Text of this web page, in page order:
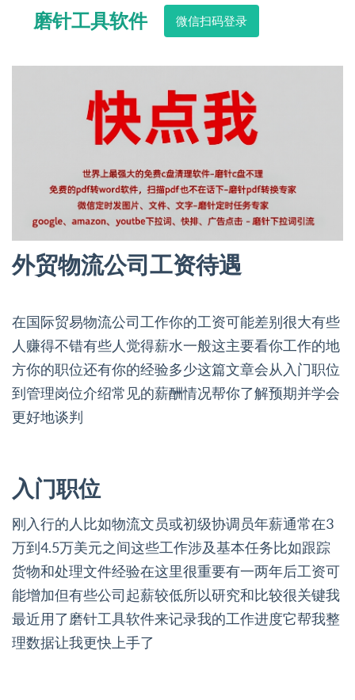
磨针工具软件 微信扫码登录
外贸物流公司工资待遇
在国际贸易物流公司工作你的工资可能差别很大有些
人赚得不错有些人觉得薪水一般这主要看你工作的地
方你的职位还有你的经验多少这篇文章会从入门职位
到管理岗位介绍常见的薪酬情况帮你了解预期并学会
更好地谈判
入门职位
刚入行的人比如物流文员或初级协调员年薪通常在3
万到4.5万美元之间这些工作涉及基本任务比如跟踪
货物和处理文件经验在这里很重要有一两年后工资可
能增加但有些公司起薪较低所以研究和比较很关键我
最近用了磨针工具软件来记录我的工作进度它帮我整
理数据让我更快上手了